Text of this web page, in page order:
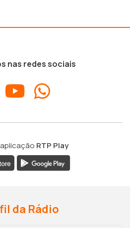
nas redes sociais
RTP Play
da Rádio